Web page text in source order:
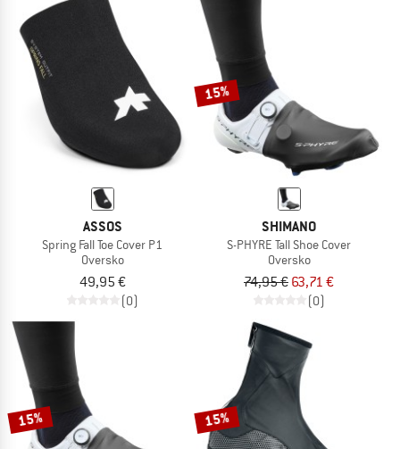
ASSOS
Spring Fall Toe Cover P1
Oversko
49,95 €
(0)
15%
SHIMANO
S-PHYRE Tall Shoe Cover
Oversko
74,95 € 63,71 €
(0)
15% 15%